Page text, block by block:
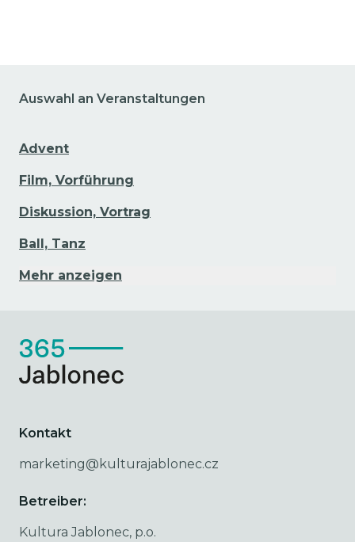
Auswahl an Veranstaltungen
Advent
Film, Vorführung
Diskussion, Vortrag
Ball, Tanz
Mehr anzeigen
Kontakt
marketing@kulturajablonec.cz
Betreiber:
Kultura Jablonec, p.o.